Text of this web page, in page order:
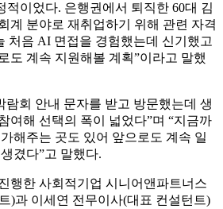
적이었다. 은행권에서 퇴직한 60대 김
계 분야로 재취업하기 위해 관련 자격
처음 AI 면접을 경험했는데 신기했고
도 계속 지원해볼 계획”이라고 말했
람회 안내 문자를 받고 방문했는데 생
여해 선택의 폭이 넓었다”며 “지금까
해주는 곳도 있어 앞으로도 계속 일
겼다”고 말했다.
행한 사회적기업 시니어앤파트너스
)과 이세연 전무이사(대표 컨설턴트)